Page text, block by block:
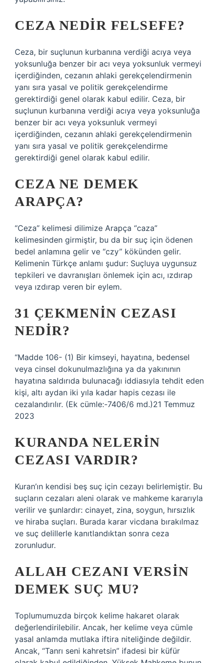
CEZA NEDIR FELSEFE?
Ceza, bir suçlunun kurbanına verdiği acıya veya
yoksunluğa benzer bir acı veya yoksunluk vermeyi
içerdiğinden, cezanın ahlaki gerekçelendirmenin
yanı sıra yasal ve politik gerekçelendirme
gerektirdiği genel olarak kabul edilir. Ceza, bir
suçlunun kurbanına verdiği acıya veya yoksunluğa
benzer bir acı veya yoksunluk vermeyi
içerdiğinden, cezanın ahlaki gerekçelendirmenin
yanı sıra yasal ve politik gerekçelendirme
gerektirdiği genel olarak kabul edilir.
CEZA NE DEMEK
ARAPÇA?
“Ceza” kelimesi dilimize Arapça “caza”
kelimesinden girmiştir, bu da bir suç için ödenen
bedel anlamına gelir ve “czy” kökünden gelir.
Kelimenin Türkçe anlamı şudur: Suçluya uygunsuz
tepkileri ve davranışları önlemek için acı, ızdırap
veya ızdırap veren bir eylem.
31 ÇEKMENIN CEZASI
NEDIR?
“Madde 106- (1) Bir kimseyi, hayatına, bedensel
veya cinsel dokunulmazlığına ya da yakınının
hayatına saldırıda bulunacağı iddiasıyla tehdit eden
kişi, altı aydan iki yıla kadar hapis cezası ile
cezalandırılır. (Ek cümle:-7406/6 md.)21 Temmuz
2023
KURANDA NELERIN
CEZASI VARDIR?
Kuran’ın kendisi beş suç için cezayı belirlemiştir. Bu
suçların cezaları aleni olarak ve mahkeme kararıyla
verilir ve şunlardır: cinayet, zina, soygun, hırsızlık
ve hiraba suçları. Burada karar vicdana bırakılmaz
ve suç delillerle kanıtlandıktan sonra ceza
zorunludur.
ALLAH CEZANI VERSIN
DEMEK SUÇ MU?
Toplumumuzda birçok kelime hakaret olarak
değerlendirilebilir. Ancak, her kelime veya cümle
yasal anlamda mutlaka iftira niteliğinde değildir.
Ancak, “Tanrı seni kahretsin” ifadesi bir küfür